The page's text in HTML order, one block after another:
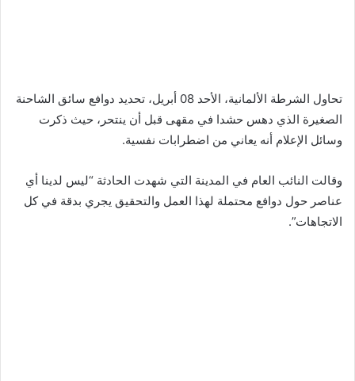
تحاول الشرطة الألمانية، الأحد 08 أبريل، تحديد دوافع سائق الشاحنة
الصغيرة الذي دهس حشدا في مقهى قبل أن ينتحر، حيث ذكرت
وسائل الإعلام أنه يعاني من اضطرابات نفسية.
وقالت النائب العام في المدينة التي شهدت الحادثة “ليس لدينا أي
عناصر حول دوافع محتملة لهذا العمل والتحقيق يجري بدقة في كل
الاتجاهات”.